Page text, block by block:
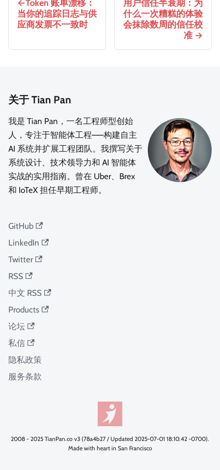
Token 账单漂移：
当你的追踪日志与供
应商发票不一致时
用户信任半衰期：为
什么一次糟糕的体验
会抹除数周的信任校
准
关于 Tian Pan
我是 Tian Pan，一名工程师型创始
人，专注于智能体工程——构建自主
AI 系统并扩展工程团队。我撰写关于
系统设计、技术领导力和 AI 智能体
实战的实用指南。曾在 Uber、Brex
和 IoTeX 担任早期工程师。
GitHub
LinkedIn
Twitter
RSS
中文 RSS
Products
论坛
私信
隐私政策
服务条款
2008 - 2025 TianPan.co v3 (78a4b27 / Updated 2025-07-01 18:10:42 -0700).
Made with heart in San Francisco